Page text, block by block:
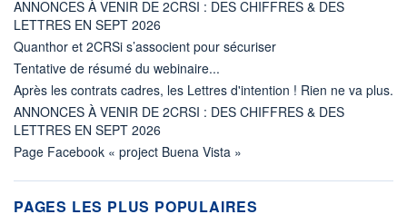
ANNONCES À VENIR DE 2CRSI : DES CHIFFRES & DES
LETTRES EN SEPT 2026
Quanthor et 2CRSi s’associent pour sécuriser
Tentative de résumé du webinaire...
Après les contrats cadres, les Lettres d'intention ! Rien ne va plus.
ANNONCES À VENIR DE 2CRSI : DES CHIFFRES & DES
LETTRES EN SEPT 2026
Page Facebook « project Buena Vista »
PAGES LES PLUS POPULAIRES